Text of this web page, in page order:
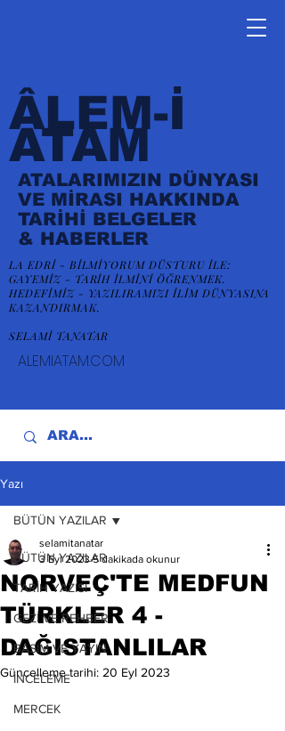
ÂLEM-İ
ATAM
ATALARIMIZIN DÜNYASI
VE MİRASI HAKKINDA
TARİHİ BELGELER
& HABERLER
LA EDRİ - BİLMİYORUM DÜSTURU İLE:
GAYEMİZ - TARİH İLMİNİ ÖĞRENMEK.
HEDEFİMİZ - YAZILIRAMIZI İLİM DÜNYASINA
KAZANDIRMAK.
SELAMİ TANATAR
ALEMIATAM.COM
Yazı
BÜTÜN YAZILAR
TARİH YAZISI
GEZİ VE REHBER
BASIM VE YAYIN
İNCELEME
MERCEK
BÜTÜN YAZILAR
NORVEÇ'TE MEDFUN
TÜRKLER 4 -
DAĞISTANLILAR
selamitanatar
3 Eyl 2023 5 dakikada okunur
Güncelleme tarihi: 20 Eyl 2023